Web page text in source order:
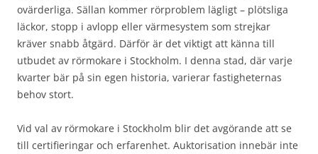
ovärderliga. Sällan kommer rörproblem lägligt – plötsliga
läckor, stopp i avlopp eller värmesystem som strejkar
kräver snabb åtgärd. Därför är det viktigt att känna till
utbudet av rörmokare i Stockholm. I denna stad, där varje
kvarter bär på sin egen historia, varierar fastigheternas
behov stort.
Vid val av rörmokare i Stockholm blir det avgörande att se
till certifieringar och erfarenhet. Auktorisation innebär inte